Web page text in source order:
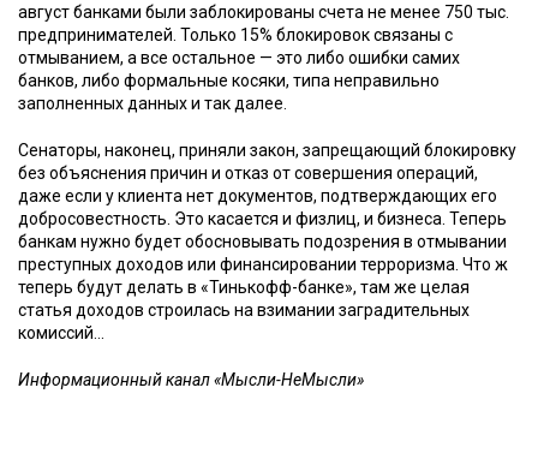
август банками были заблокированы счета не менее 750 тыс.
предпринимателей. Только 15% блокировок связаны с
отмыванием, а все остальное — это либо ошибки самих
банков, либо формальные косяки, типа неправильно
заполненных данных и так далее.
Сенаторы, наконец, приняли закон, запрещающий блокировку
без объяснения причин и отказ от совершения операций,
даже если у клиента нет документов, подтверждающих его
добросовестность. Это касается и физлиц, и бизнеса. Теперь
банкам нужно будет обосновывать подозрения в отмывании
преступных доходов или финансировании терроризма. Что ж
теперь будут делать в «Тинькофф-банке», там же целая
статья доходов строилась на взимании заградительных
комиссий…
Информационный канал «Мысли-НеМысли»